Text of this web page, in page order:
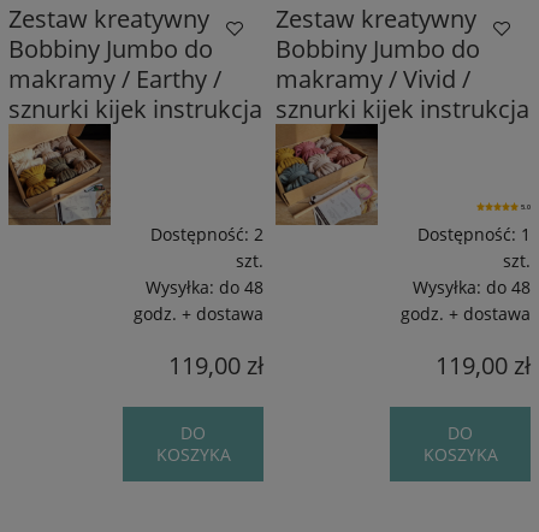
Zestaw kreatywny
Bobbiny Jumbo do
makramy / Earthy /
sznurki kijek instrukcja
Dostępność: 2
szt.
Wysyłka: do 48
godz. + dostawa
119,00 zł
DO
KOSZYKA
Zestaw kreatywny
Bobbiny Jumbo do
makramy / Vivid /
sznurki kijek instrukcja
5.0
Dostępność: 1
szt.
Wysyłka: do 48
godz. + dostawa
119,00 zł
DO
KOSZYKA